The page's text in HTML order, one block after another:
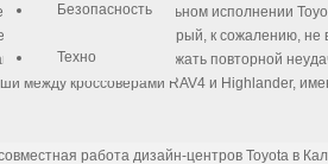
Безопасность
Техно
2020-го. В первоначальном исполнении
высокой посадкой, который, к сожалению, не
рынок. Желая избежать повторной
между кроссоверами RAV4 и Highlander,